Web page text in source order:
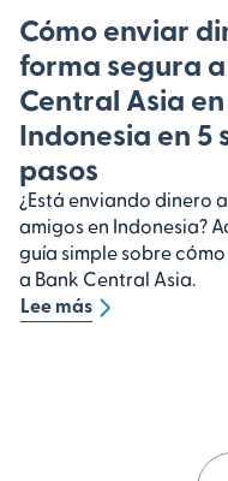
Cómo enviar
forma segura
Central Asia en
Indonesia en 5
pasos
¿Está enviando dinero
amigos en Indonesia?
guía simple sobre
a Bank Central Asia.
Lee más